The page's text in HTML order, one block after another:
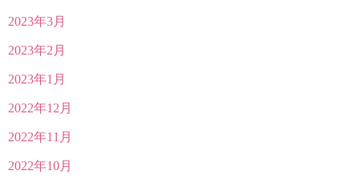
2023年3月
2023年2月
2023年1月
2022年12月
2022年11月
2022年10月